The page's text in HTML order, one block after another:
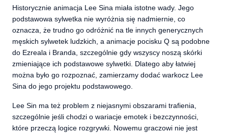
Historycznie animacja Lee Sina miała istotne wady. Jego
podstawowa sylwetka nie wyróżnia się nadmiernie, co
oznacza, że trudno go odróżnić na tle innych generycznych
męskich sylwetek ludzkich, a animacje pocisku Q są podobne
do Ezreala i Branda, szczególnie gdy wszyscy noszą skórki
zmieniające ich podstawowe sylwetki. Dlatego aby łatwiej
można było go rozpoznać, zamierzamy dodać warkocz Lee
Sina do jego projektu podstawowego.
Lee Sin ma też problem z niejasnymi obszarami trafienia,
szczególnie jeśli chodzi o wariacje emotek i bezczynności,
które przeczą logice rozgrywki. Nowemu graczowi nie jest